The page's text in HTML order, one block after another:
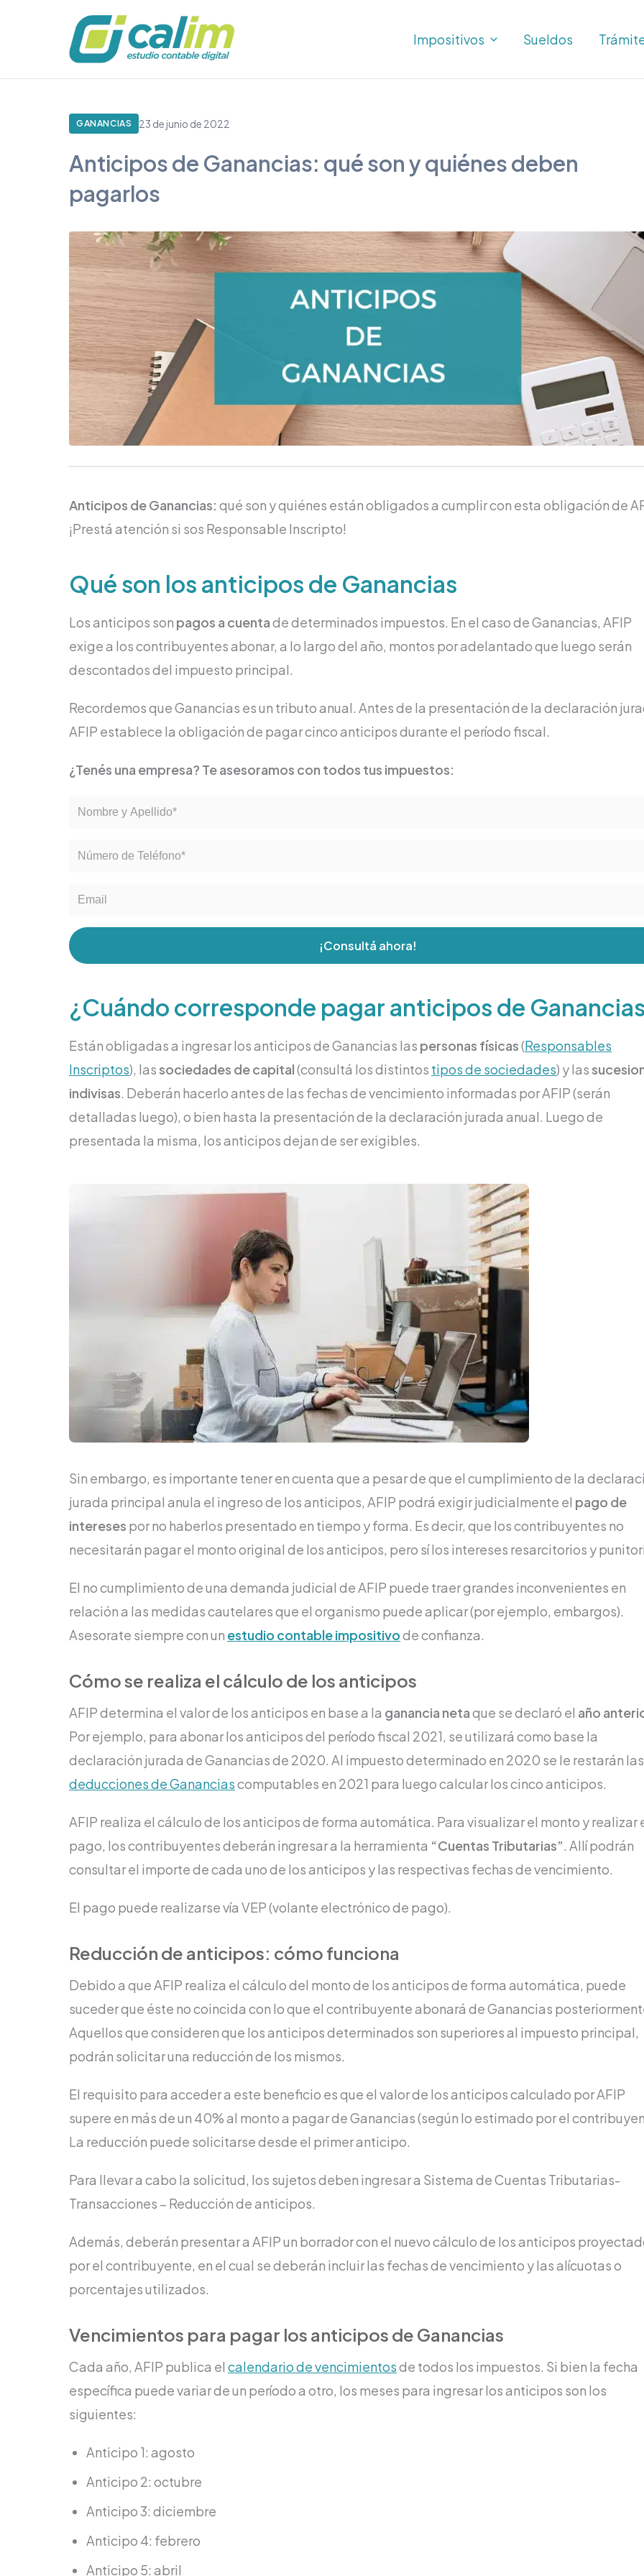
Impositivos Sueldos
GANANCIAS 23 de junio de 2022
Anticipos de Ganancias: qué son y quiénes deben
pagarlos
Anticipos de Ganancias: qué son y quiénes están obligados a cumplir con esta obligación de
¡Prestá atención si sos Responsable Inscripto!
Qué son los anticipos de Ganancias
Los anticipos son pagos a cuentade determinados impuestos. En el caso de Ganancias, AFIP
exige a los contribuyentes abonar, a lo largo del año, montos por adelantado que luego serán
descontados del impuesto principal.
Recordemos que Ganancias es un tributo anual. Antes de la presentación de la declaración
AFIP establece la obligación de pagar cinco anticipos durante el período fiscal.
¿Tenés una empresa? Te asesoramos con todos tus impuestos:
¡Consultá ahora!
¿Cuándo corresponde pagar anticipos de
Están obligadas a ingresar los anticipos de Ganancias las personas físicas(Responsables
Inscriptos), lassociedades de capital(consultá los distintos tipos de sociedades) y las
indivisas. Deberán hacerlo antes de las fechas de vencimiento informadas por AFIP (serán
detalladas luego), o bien hasta la presentación de la declaración jurada anual. Luego de
presentada la misma, los anticipos dejan de ser exigibles.
Sin embargo, es importante tener en cuenta que a pesar de que el cumplimiento de la
jurada principal anula el ingreso de los anticipos, AFIP podrá exigir judicialmente el pago de
intereses por no haberlos presentado en tiempo y forma. Es decir, que los contribuyentes no
necesitarán pagar el monto original de los anticipos, pero sí los intereses resarcitorios y
El no cumplimiento de una demanda judicial de AFIP puede traer grandes inconvenientes en
relación a las medidas cautelares que el organismo puede aplicar (por ejemplo, embargos).
Asesorate siempre con un estudio contable impositivode confianza.
Cómo se realiza el cálculo de los anticipos
AFIP determina el valor de los anticipos en base a la ganancia netaque se declaró el año
Por ejemplo, para abonar los anticipos del período fiscal 2021, se utilizará como base la
declaración jurada de Ganancias de 2020. Al impuesto determinado en 2020 se le restarán las
deducciones de Gananciascomputables en 2021 para luego calcular los cinco anticipos.
AFIP realiza el cálculo de los anticipos de forma automática. Para visualizar el monto y realizar
pago, los contribuyentes deberán ingresar a la herramienta “Cuentas Tributarias”. Allí podrán
consultar el importe de cada uno de los anticipos y las respectivas fechas de vencimiento.
El pago puede realizarse vía VEP (volante electrónico de pago).
Reducción de anticipos: cómo funciona
Debido a que AFIP realiza el cálculo del monto de los anticipos de forma automática, puede
suceder que éste no coincida con lo que el contribuyente abonará de Ganancias
Aquellos que consideren que los anticipos determinados son superiores al impuesto principal,
podrán solicitar una reducción de los mismos.
El requisito para acceder a este beneficio es que el valor de los anticipos calculado por AFIP
supere en más de un 40% al monto a pagar de Ganancias (según lo estimado por el
La reducción puede solicitarse desde el primer anticipo.
Para llevar a cabo la solicitud, los sujetos deben ingresar a Sistema de Cuentas Tributarias-
Transacciones – Reducción de anticipos.
Además, deberán presentar a AFIP un borrador con el nuevo cálculo de los anticipos
por el contribuyente, en el cual se deberán incluir las fechas de vencimiento y las alícuotas o
porcentajes utilizados.
Vencimientos para pagar los anticipos de Ganancias
Cada año, AFIP publica el calendario de vencimientosde todos los impuestos. Si bien la fecha
específica puede variar de un período a otro, los meses para ingresar los anticipos son los
siguientes:
Anticipo 1: agosto
Anticipo 2: octubre
Anticipo 3: diciembre
Anticipo 4: febrero
Anticipo 5: abril